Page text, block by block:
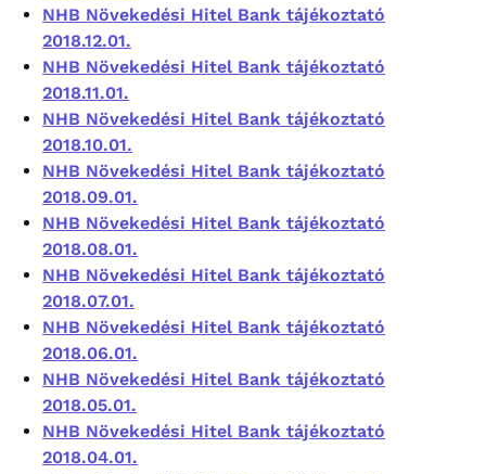
NHB Növekedési Hitel Bank tájékoztató
2018.12.01.
NHB Növekedési Hitel Bank tájékoztató
2018.11.01.
NHB Növekedési Hitel Bank tájékoztató
2018.10.01.
NHB Növekedési Hitel Bank tájékoztató
2018.09.01.
NHB Növekedési Hitel Bank tájékoztató
2018.08.01.
NHB Növekedési Hitel Bank tájékoztató
2018.07.01.
NHB Növekedési Hitel Bank tájékoztató
2018.06.01.
NHB Növekedési Hitel Bank tájékoztató
2018.05.01.
NHB Növekedési Hitel Bank tájékoztató
2018.04.01.